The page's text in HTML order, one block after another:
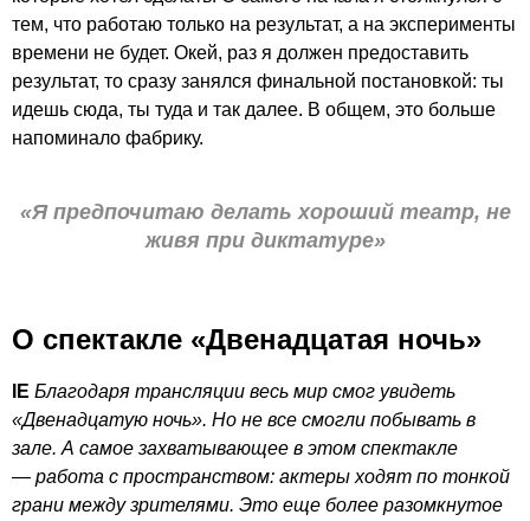
тем, что работаю только на результат, а на эксперименты
времени не будет. Окей, раз я должен предоставить
результат, то сразу занялся финальной постановкой: ты
идешь сюда, ты туда и так далее. В общем, это больше
напоминало фабрику.
«Я предпочитаю делать хороший театр, не
живя при диктатуре»
О спектакле «Двенадцатая ночь»
IE Благодаря трансляции весь мир смог увидеть
«Двенадцатую ночь». Но не все смогли побывать в
зале. А самое захватывающее в этом спектакле
— работа с пространством: актеры ходят по тонкой
грани между зрителями. Это еще более разомкнутое